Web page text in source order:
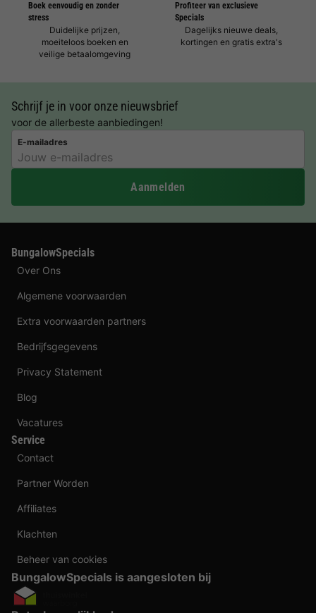
Boek eenvoudig en zonder
stress
Duidelijke prijzen,
moeiteloos boeken en
veilige betaalomgeving
Profiteer van exclusieve
Specials
Dagelijks nieuwe deals,
kortingen en gratis extra's
Schrijf je in voor onze nieuwsbrief
voor de allerbeste aanbiedingen!
E-mailadres
Aanmelden
BungalowSpecials
Over Ons
Algemene voorwaarden
Extra voorwaarden partners
Bedrijfsgegevens
Privacy Statement
Blog
Vacatures
Service
Contact
Partner Worden
Affiliates
Klachten
Beheer van cookies
BungalowSpecials is aangesloten bij